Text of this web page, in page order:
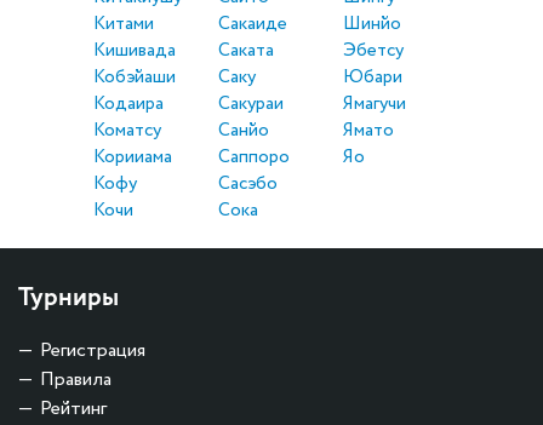
Китами
Кишивада
Кобэйаши
Кодаира
Коматсу
Корииама
Кофу
Кочи
Сакаиде
Саката
Саку
Сакураи
Санйо
Саппоро
Сасэбо
Сока
Шинйо
Эбетсу
Юбари
Ямагучи
Ямато
Яо
Турниры
Регистрация
Правила
Рейтинг